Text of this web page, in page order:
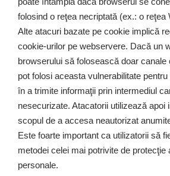
folosind o reţea necriptată (ex.: o reţea
Alte atacuri bazate pe cookie implică
cookie-urilor pe webservere. Dacă un
browserului să folosească doar canale
pot folosi aceasta vulnerabilitate
în a trimite informaţii prin intermediul
nesecurizate. Atacatorii utilizează apoi
scopul de a accesa neautorizat
Este foarte important ca utilizatorii să
metodei celei mai potrivite de protecţie
personale.